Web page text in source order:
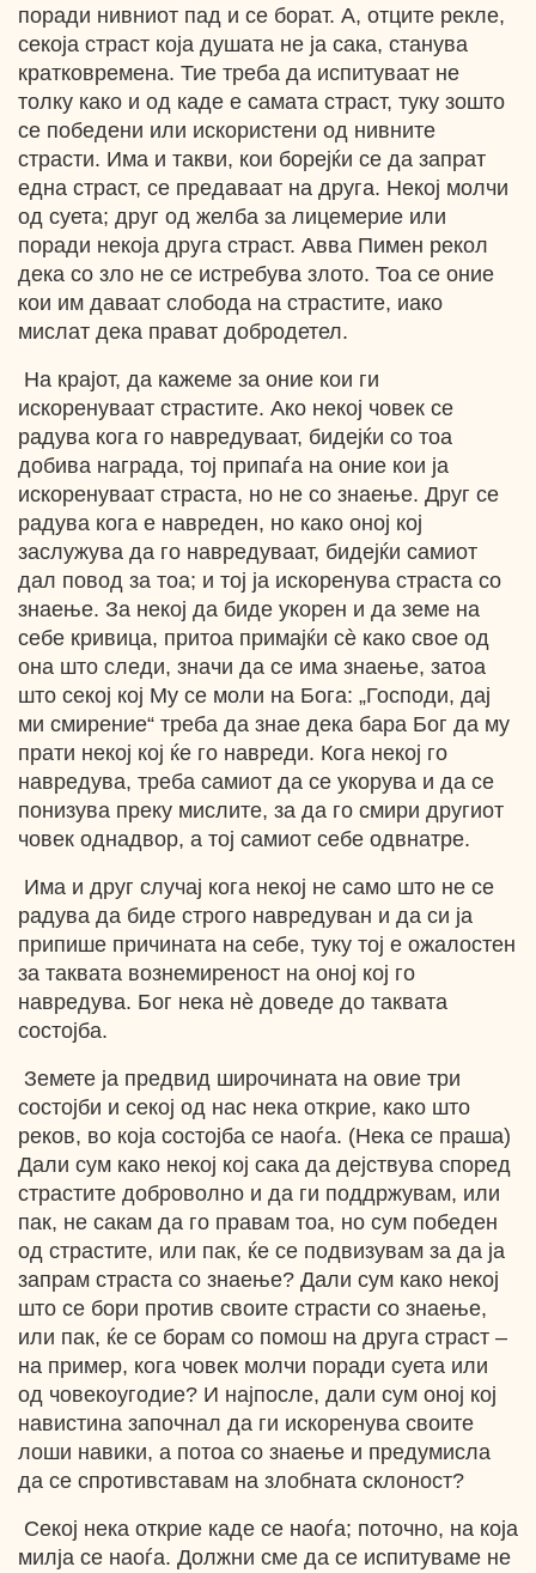
поради нивниот пад и се борат. А, отците рекле,
секоја страст која душата не ја сака, станува
кратковремена. Тие треба да испитуваат не
толку како и од каде е самата страст, туку зошто
се победени или искористени од нивните
страсти. Има и такви, кои борејќи се да запрат
една страст, се предаваат на друга. Некој молчи
од суета; друг од желба за лицемерие или
поради некоја друга страст. Авва Пимен рекол
дека со зло не се истребува злото. Тоа се оние
кои им даваат слобода на страстите, иако
мислат дека прават добродетел.
На крајот, да кажеме за оние кои ги
искоренуваат страстите. Ако некој човек се
радува кога го навредуваат, бидејќи со тоа
добива награда, тој припаѓа на оние кои ја
искоренуваат страста, но не со знаење. Друг се
радува кога е навреден, но како оној кој
заслужува да го навредуваат, бидејќи самиот
дал повод за тоа; и тој ја искоренува страста со
знаење. За некој да биде укорен и да земе на
себе кривица, притоа примајќи сè како свое од
она што следи, значи да се има знаење, затоа
што секој кој Му се моли на Бога: „Господи, дај
ми смирение“ треба да знае дека бара Бог да му
прати некој кој ќе го навреди. Кога некој го
навредува, треба самиот да се укорува и да се
понизува преку мислите, за да го смири другиот
човек однадвор, а тој самиот себе одвнатре.
Има и друг случај кога некој не само што не се
радува да биде строго навредуван и да си ја
припише причината на себе, туку тој е ожалостен
за таквата вознемиреност на оној кој го
навредува. Бог нека нè доведе до таквата
состојба.
Земете ја предвид широчината на овие три
состојби и секој од нас нека открие, како што
реков, во која состојба се наоѓа. (Нека се праша)
Дали сум како некој кој сака да дејствува според
страстите доброволно и да ги поддржувам, или
пак, не сакам да го правам тоа, но сум победен
од страстите, или пак, ќе се подвизувам за да ја
запрам страста со знаење? Дали сум како некој
што се бори против своите страсти со знаење,
или пак, ќе се борам со помош на друга страст –
на пример, кога човек молчи поради суета или
од човекоугодие? И најпосле, дали сум оној кој
навистина започнал да ги искоренува своите
лоши навики, а потоа со знаење и предумисла
да се спротивставам на злобната склоност?
Секој нека открие каде се наоѓа; поточно, на која
милја се наоѓа. Должни сме да се испитуваме не